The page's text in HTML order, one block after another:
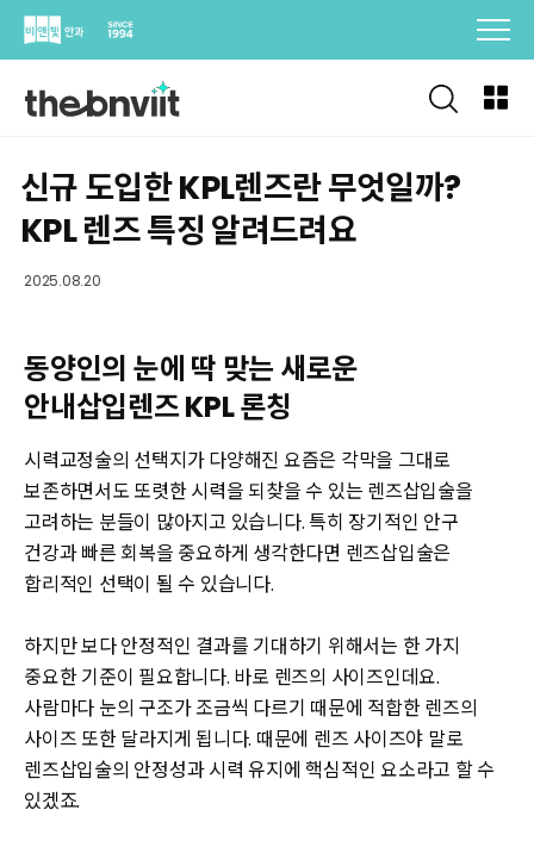
Skip
신규 도입한 KPL렌즈란 무엇일까?
KPL 렌즈 특징 알려드려요
2025.08.20
동양인의 눈에 딱 맞는 새로운
안내삽입렌즈 KPL 론칭
시력교정술의 선택지가 다양해진 요즘은 각막을 그대로
보존하면서도 또렷한 시력을 되찾을 수 있는 렌즈삽입술을
고려하는 분들이 많아지고 있습니다. 특히 장기적인 안구
건강과 빠른 회복을 중요하게 생각한다면 렌즈삽입술은
합리적인 선택이 될 수 있습니다.
하지만 보다 안정적인 결과를 기대하기 위해서는 한 가지
중요한 기준이 필요합니다. 바로 렌즈의 사이즈인데요.
사람마다 눈의 구조가 조금씩 다르기 때문에 적합한 렌즈의
사이즈 또한 달라지게 됩니다. 때문에 렌즈 사이즈야 말로
렌즈삽입술의 안정성과 시력 유지에 핵심적인 요소라고 할 수
있겠죠.